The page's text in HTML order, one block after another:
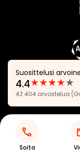
Soita
Suosittelusi
Arvostelut:
4.4
★★★★★
4.4
42 404 arvostelua